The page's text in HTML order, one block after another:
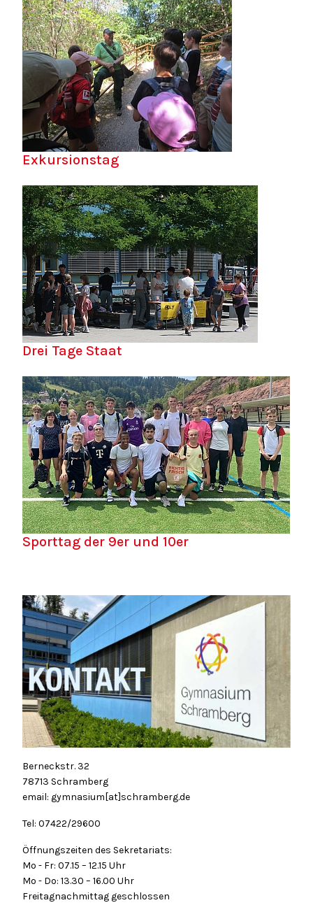
Exkursionstag
Drei Tage Staat
Sporttag der 9er und 10er
Berneckstr. 32
78713 Schramberg
email: gymnasium[at]schramberg.de
Tel: 07422/29600
Öffnungszeiten des Sekretariats:
Mo - Fr: 07.15 – 12.15 Uhr
Mo - Do: 13.30 – 16.00 Uhr
Freitagnachmittag geschlossen